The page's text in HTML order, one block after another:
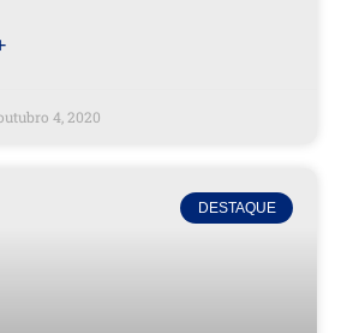
4, 2020
DESTAQUE